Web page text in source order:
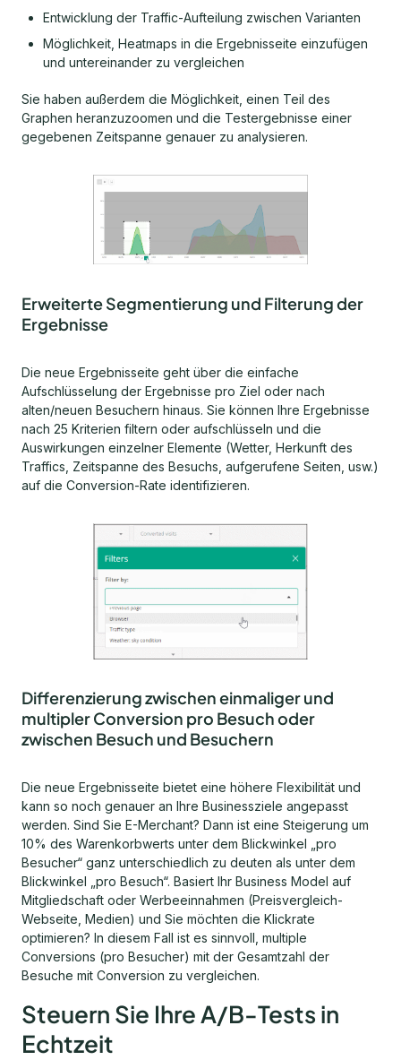
Entwicklung der Traffic-Aufteilung zwischen Varianten
Möglichkeit, Heatmaps in die Ergebnisseite einzufügen
und untereinander zu vergleichen
Sie haben außerdem die Möglichkeit, einen Teil des
Graphen heranzuzoomen und die Testergebnisse einer
gegebenen Zeitspanne genauer zu analysieren.
Erweiterte Segmentierung und Filterung der
Ergebnisse
Die neue Ergebnisseite geht über die einfache
Aufschlüsselung der Ergebnisse pro Ziel oder nach
alten/neuen Besuchern hinaus. Sie können Ihre Ergebnisse
nach 25 Kriterien filtern oder aufschlüsseln und die
Auswirkungen einzelner Elemente (Wetter, Herkunft des
Traffics, Zeitspanne des Besuchs, aufgerufene Seiten, usw.)
auf die Conversion-Rate identifizieren.
Differenzierung zwischen einmaliger und
multipler Conversion pro Besuch oder
zwischen Besuch und Besuchern
Die neue Ergebnisseite bietet eine höhere Flexibilität und
kann so noch genauer an Ihre Businessziele angepasst
werden. Sind Sie E-Merchant? Dann ist eine Steigerung um
10% des Warenkorbwerts unter dem Blickwinkel „pro
Besucher“ ganz unterschiedlich zu deuten als unter dem
Blickwinkel „pro Besuch“. Basiert Ihr Business Model auf
Mitgliedschaft oder Werbeeinnahmen (Preisvergleich-
Webseite, Medien) und Sie möchten die Klickrate
optimieren? In diesem Fall ist es sinnvoll, multiple
Conversions (pro Besucher) mit der Gesamtzahl der
Besuche mit Conversion zu vergleichen.
Steuern Sie Ihre A/B-Tests in
Echtzeit